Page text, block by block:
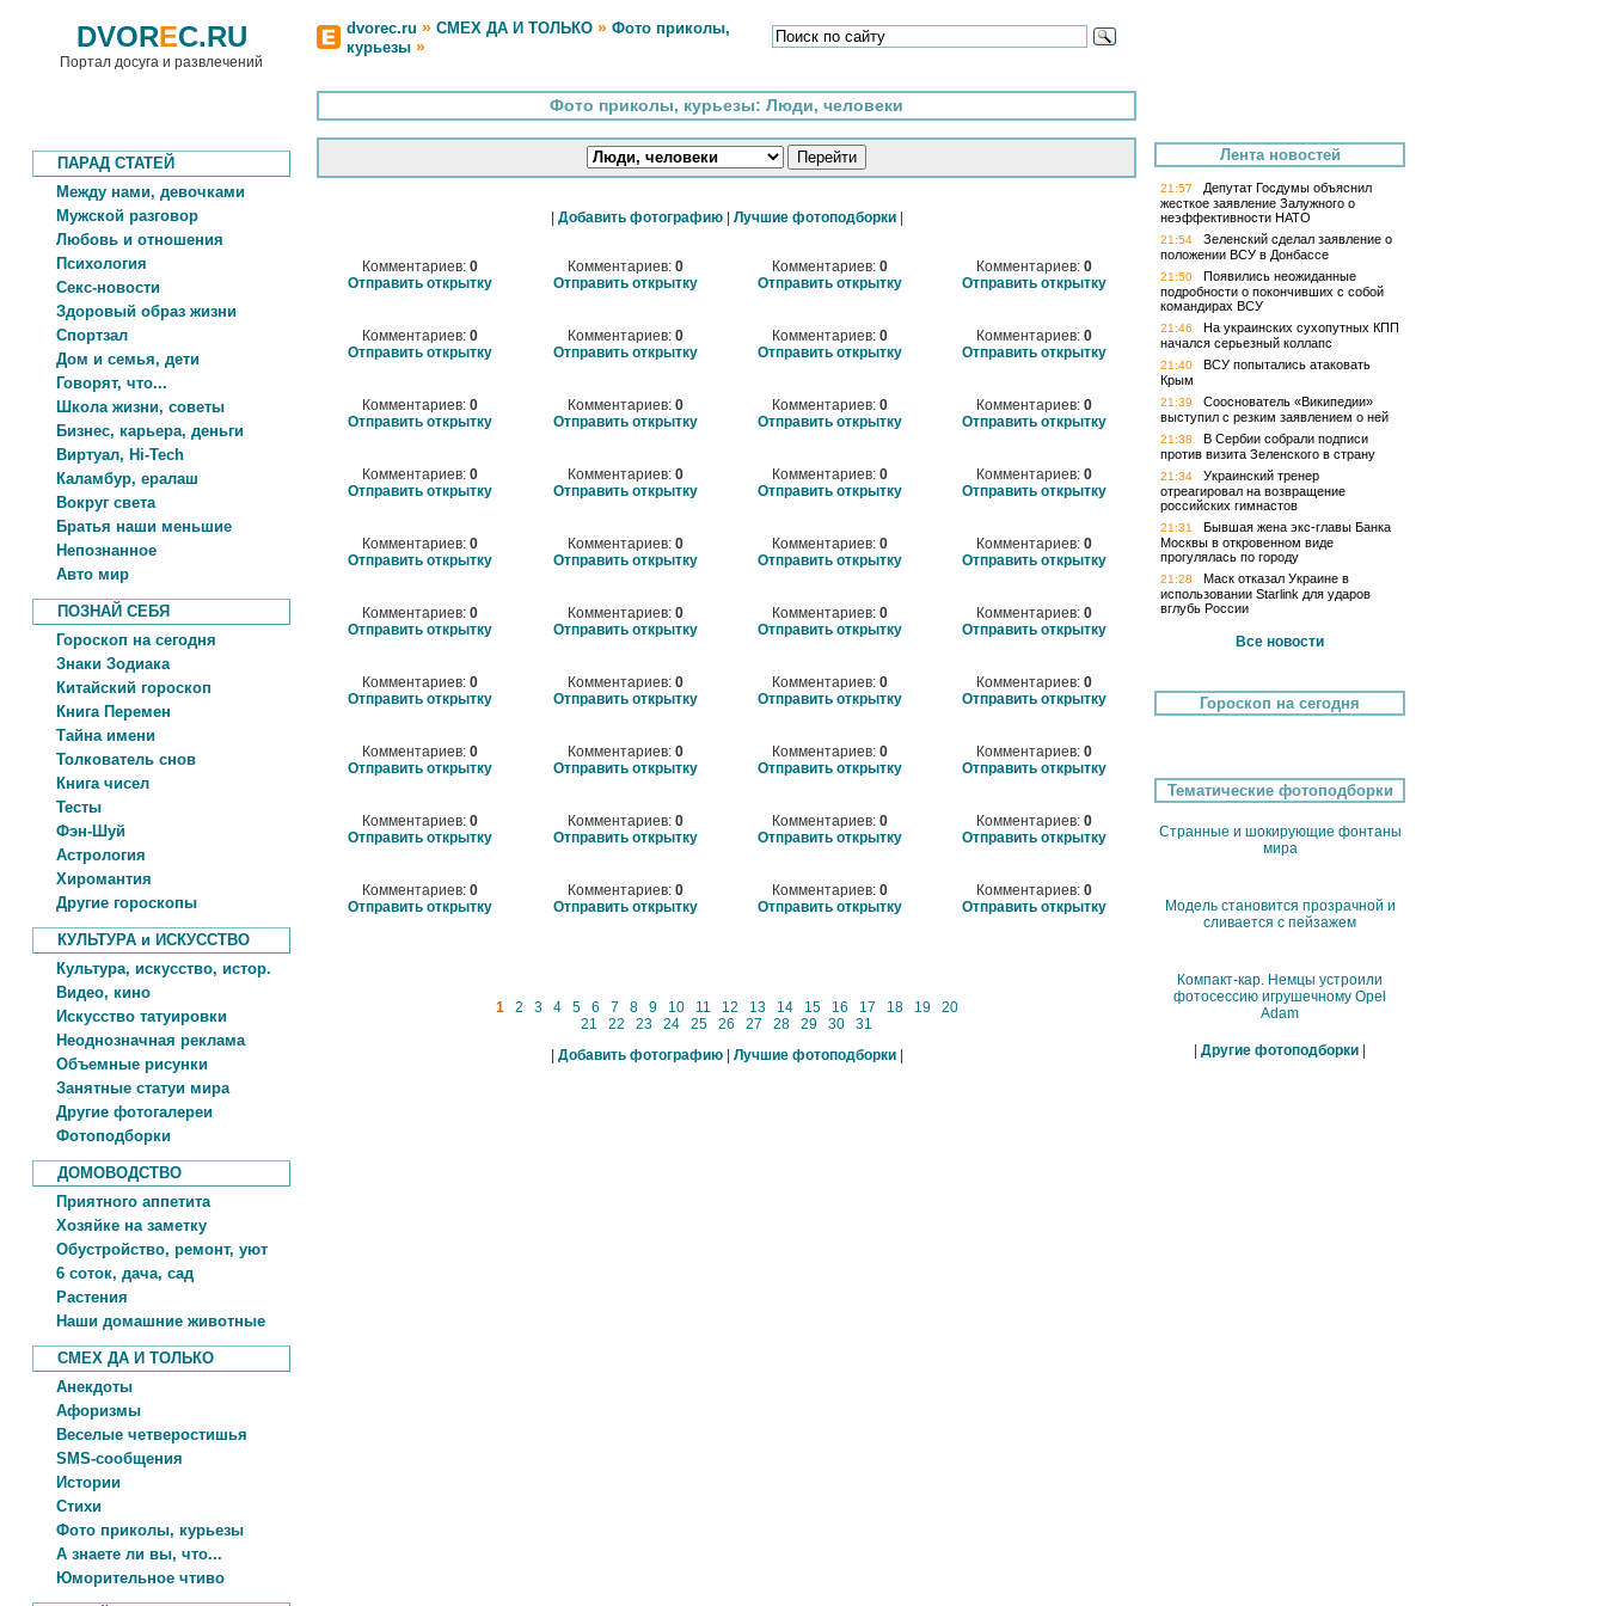
DVOREC.RU
Портал досуга и развлечений
dvorec.ru » СМЕХ ДА И ТОЛЬКО » Фото приколы,
курьезы »
ПАРАД СТАТЕЙ
Между нами, девочками
Мужской разговор
Любовь и отношения
Психология
Секс-новости
Здоровый образ жизни
Спортзал
Дом и семья, дети
Говорят, что...
Школа жизни, советы
Бизнес, карьера, деньги
Виртуал, Hi-Tech
Каламбур, ералаш
Вокруг света
Братья наши меньшие
Непознанное
Авто мир
ПОЗНАЙ СЕБЯ
Гороскоп на сегодня
Знаки Зодиака
Китайский гороскоп
Книга Перемен
Тайна имени
Толкователь снов
Книга чисел
Тесты
Фэн-Шуй
Астрология
Хиромантия
Другие гороскопы
КУЛЬТУРА и ИСКУССТВО
Культура, искусство, истор.
Видео, кино
Искусство татуировки
Неоднозначная реклама
Объемные рисунки
Занятные статуи мира
Другие фотогалереи
Фотоподборки
ДОМОВОДСТВО
Приятного аппетита
Хозяйке на заметку
Обустройство, ремонт, уют
6 соток, дача, сад
Растения
Наши домашние животные
СМЕХ ДА И ТОЛЬКО
Анекдоты
Афоризмы
Веселые четверостишья
SMS-сообщения
Истории
Стихи
Фото приколы, курьезы
А знаете ли вы, что...
Юморительное чтиво
Фото приколы, курьезы: Люди, человеки
Добавить фотографию| Лучшие фотоподборки|
Комментариев: 0
Отправить открытку
Комментариев: 0
Отправить открытку
Комментариев: 0
Отправить открытку
Комментариев: 0
Отправить открытку
Комментариев: 0
Отправить открытку
Комментариев: 0
Отправить открытку
Комментариев: 0
Отправить открытку
Комментариев: 0
Отправить открытку
Комментариев: 0
Отправить открытку
Комментариев: 0
Отправить открытку
Комментариев: 0
Отправить открытку
Комментариев: 0
Отправить открытку
Комментариев: 0
Отправить открытку
Комментариев: 0
Отправить открытку
Комментариев: 0
Отправить открытку
Комментариев: 0
Отправить открытку
Комментариев: 0
Отправить открытку
Комментариев: 0
Отправить открытку
Комментариев: 0
Отправить открытку
Комментариев: 0
Отправить открытку
Комментариев: 0
Отправить открытку
Комментариев: 0
Отправить открытку
Комментариев: 0
Отправить открытку
Комментариев: 0
Отправить открытку
Комментариев: 0
Отправить открытку
Комментариев: 0
Отправить открытку
Комментариев: 0
Отправить открытку
Комментариев: 0
Отправить открытку
Комментариев: 0
Отправить открытку
Комментариев: 0
Отправить открытку
Комментариев: 0
Отправить открытку
Комментариев: 0
Отправить открытку
Комментариев: 0
Отправить открытку
Комментариев: 0
Отправить открытку
Комментариев: 0
Отправить открытку
Комментариев: 0
Отправить открытку
Комментариев: 0
Отправить открытку
Комментариев: 0
Отправить открытку
Комментариев: 0
Отправить открытку
Комментариев: 0
Отправить открытку
1 2 3 4 5 6 7 8 9 10 11 12 13 14 15 16 17 18 19
20
21
22 23 24 25 26 27 28 29 30
31
Добавить фотографию| Лучшие фотоподборки|
Лента новостей
21:57
Депутат Госдумы объяснил
жесткое заявление Залужного о
неэффективности НАТО
21:54
Зеленский сделал заявление о
положении ВСУ в Донбассе
21:50
Появились неожиданные
подробности о покончивших с собой
командирах ВСУ
21:46
На украинских сухопутных КПП
начался серьезный коллапс
21:40
ВСУ попытались атаковать
Крым
21:39
Сооснователь «Википедии»
выступил с резким заявлением о ней
21:38
В Сербии собрали подписи
против визита Зеленского в страну
21:34
Украинский тренер
отреагировал на возвращение
российских гимнастов
21:31
Бывшая жена экс-главы Банка
Москвы в откровенном виде
прогулялась по городу
21:28
Маск отказал Украине в
использовании Starlink для ударов
вглубь России
Все новости
Гороскоп на сегодня
Тематические фотоподборки
Странные и шокирующие фонтаны
мира
Модель становится прозрачной и
сливается с пейзажем
Компакт-кар. Немцы устроили
фотосессию игрушечному Opel
Adam
Другие фотоподборки